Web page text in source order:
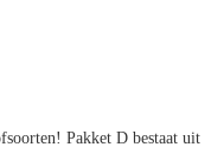
Pakket D bestaat uit